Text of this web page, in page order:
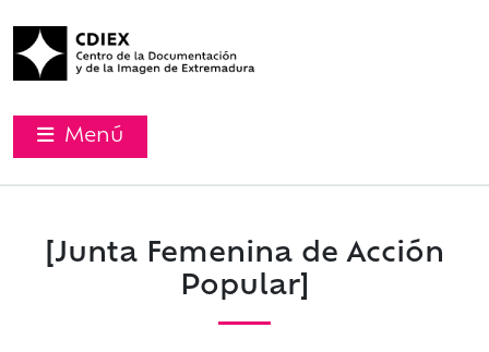
Menú
[Junta Femenina de Acción
Popular]